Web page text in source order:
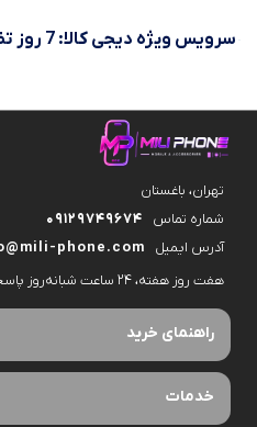
سرویس ویژه دیجی کالا: 7 روز تضمین بازگشت کالا
تهران، باغستان
شماره تماس
09129749674
آدرس ایمیل
phone.com
هفت روز هفته، ۲۴ ساعت شبانه‌روز پاسخگوی شما هستیم.
راهنمای خرید
خدمات